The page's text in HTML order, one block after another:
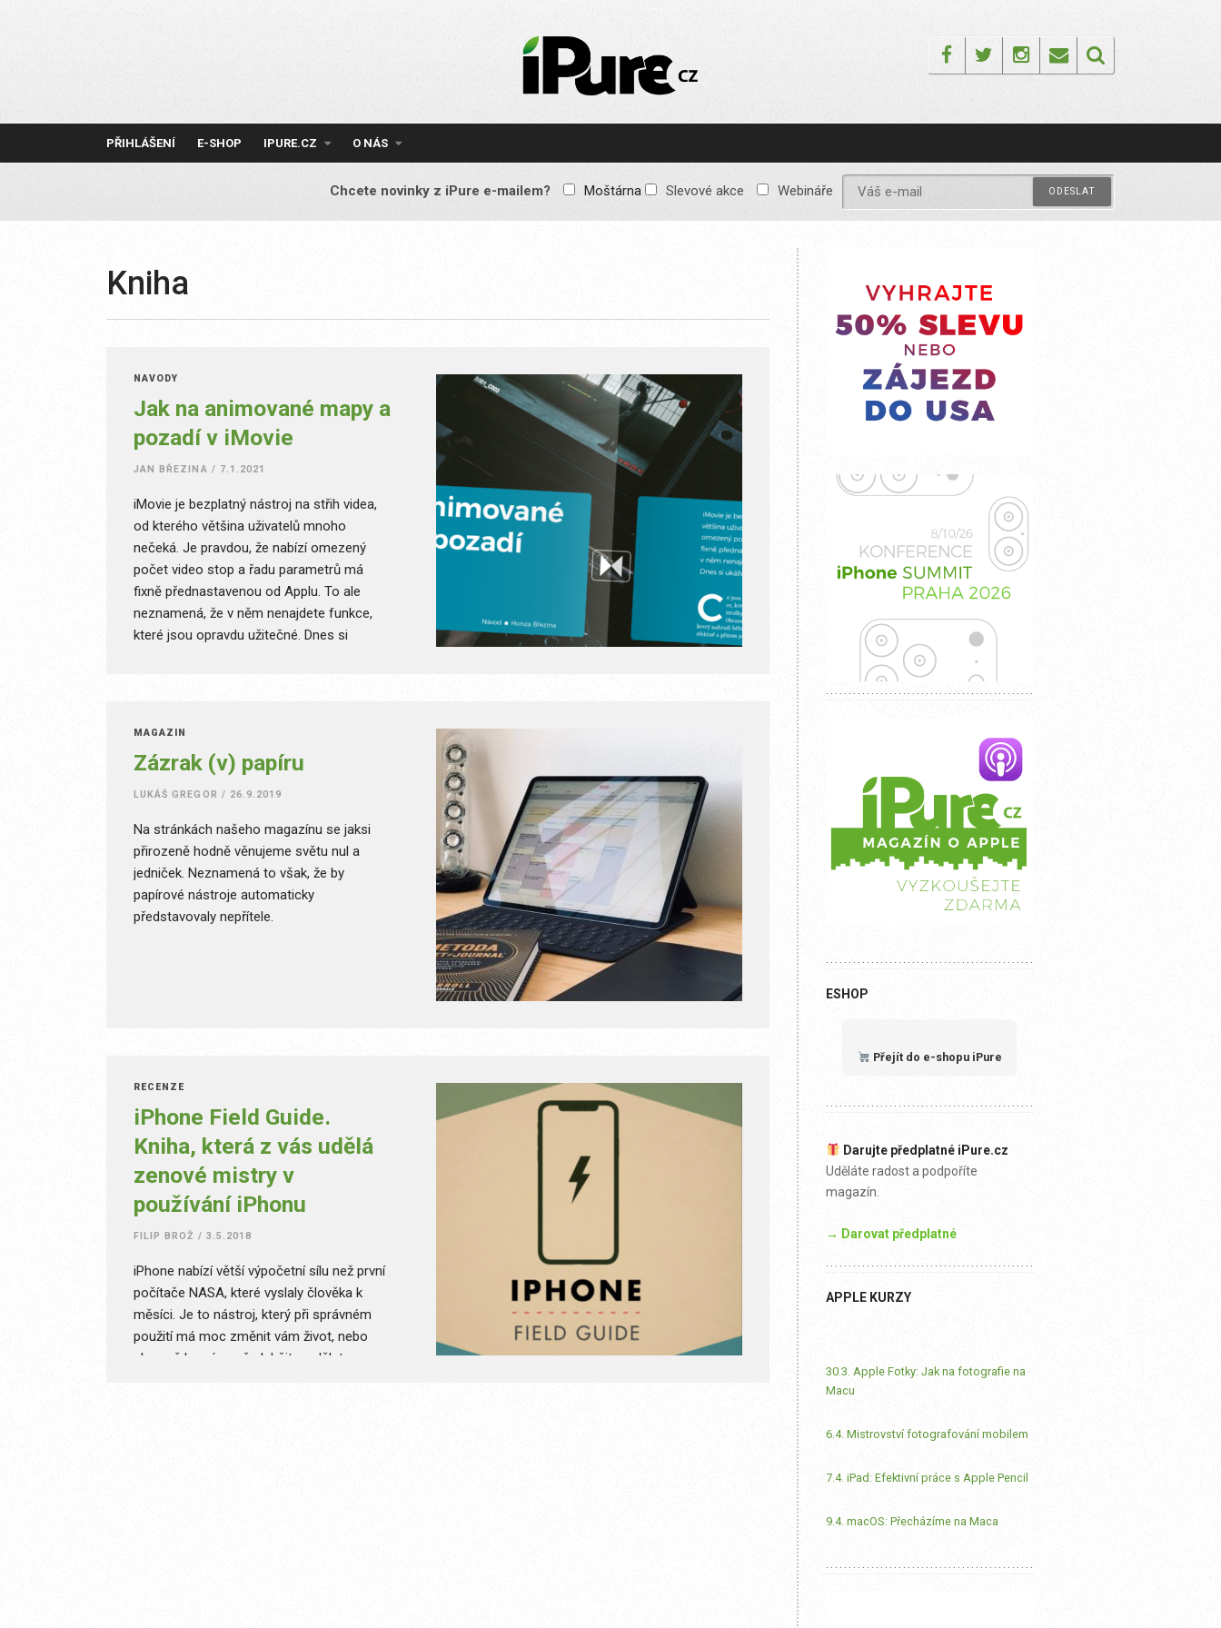
IPURE.CZ
Prémiový Apple e-
reklamy, žádné
obsah pro všechny
FacebookTwitterInstagram
Email
PŘIHLÁŠENÍ E-SHOP IPURE.CZ O NÁS
Chcete novinky z iPure e-mailem? Moštárna Slevové akce Webináře
Kniha
NÁVODY
Jak na animované mapy a
pozadí v iMovie
JAN BŘEZINA / 7.1.2021
iMovie je bezplatný nástroj na střih videa,
od kterého většina uživatelů mnoho
nečeká. Je pravdou, že nabízí omezený
počet video stop a řadu parametrů má
fixně přednastavenou od Applu. To ale
neznamená, že v něm nenajdete funkce,
které jsou opravdu užitečné. Dnes si
MAGAZÍN
Zázrak (v) papíru
LUKÁŠ GREGOR / 26.9.2019
Na stránkách našeho magazínu se jaksi
přirozeně hodně věnujeme světu nul a
jedniček. Neznamená to však, že by
papírové nástroje automaticky
představovaly nepřítele.
RECENZE
iPhone Field Guide.
Kniha, která z vás udělá
zenové mistry v
používání iPhonu
FILIP BROŽ / 3.5.2018
iPhone nabízí větší výpočetní sílu než první
počítače NASA, které vyslaly člověka k
měsíci. Je to nástroj, který při správném
použití má moc změnit vám život, nebo
alespoň ho výrazně ulehčit a udělat
ESHOP
Přejít do e-shopu iPure
Darujte předplatné iPure.cz
Uděláte radost a podpoříte
magazín.
→ Darovat předplatné
APPLE KURZY
30.3. Apple Fotky: Jak na fotografie na
Macu
6.4. Mistrovství fotografování mobilem
7.4. iPad: Efektivní práce s Apple Pencil
9.4. macOS: Přecházíme na Maca